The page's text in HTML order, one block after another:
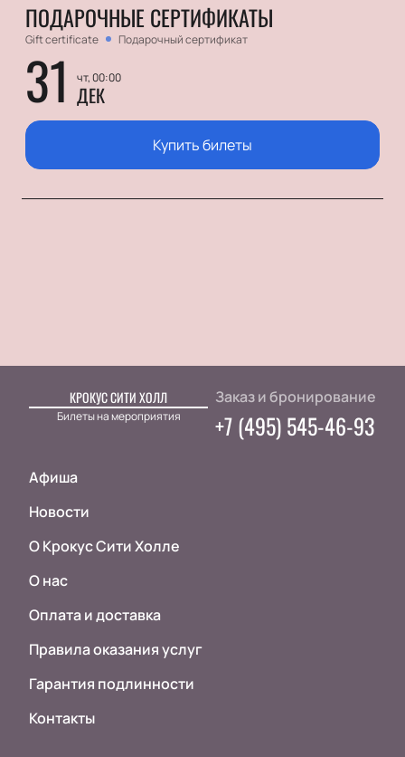
ПОДАРОЧНЫЕ СЕРТИФИКАТЫ
Gift certificate Подарочный сертификат
31 чт, 00:00
ДЕК
Купить билеты
КРОКУС СИТИ ХОЛЛ
Билеты на мероприятия
Афиша
Новости
О Крокус Сити Холле
О нас
Оплата и доставка
Правила оказания услуг
Гарантия подлинности
Контакты
Заказ и бронирование
+7 (495) 545-46-93